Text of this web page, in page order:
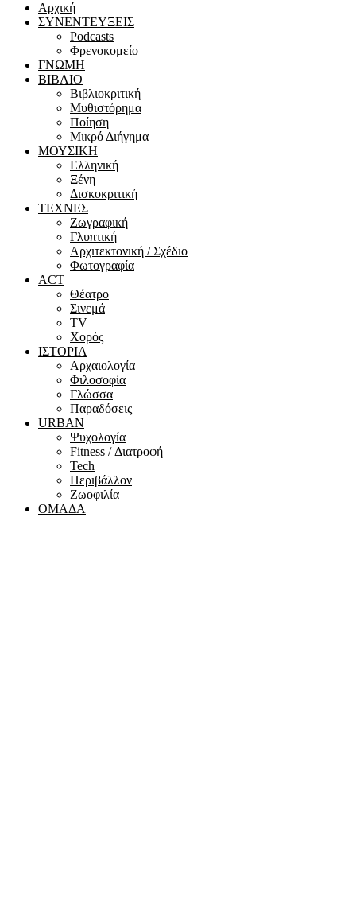
Αρχική
ΣΥΝΕΝΤΕΥΞΕΙΣ
Podcasts
Φρενοκομείο
ΓΝΩΜΗ
ΒΙΒΛΙΟ
Βιβλιοκριτική
Μυθιστόρημα
Ποίηση
Μικρό Διήγημα
ΜΟΥΣΙΚΗ
Ελληνική
Ξένη
Δισκοκριτική
ΤΕΧΝΕΣ
Ζωγραφική
Γλυπτική
Αρχιτεκτονική / Σχέδιο
Φωτογραφία
ACT
Θέατρο
Σινεμά
ΤV
Χορός
ΙΣΤΟΡΙΑ
Αρχαιολογία
Φιλοσοφία
Γλώσσα
Παραδόσεις
URBAN
Ψυχολογία
Fitness / Διατροφή
Tech
Περιβάλλον
Ζωοφιλία
ΟΜΑΔΑ